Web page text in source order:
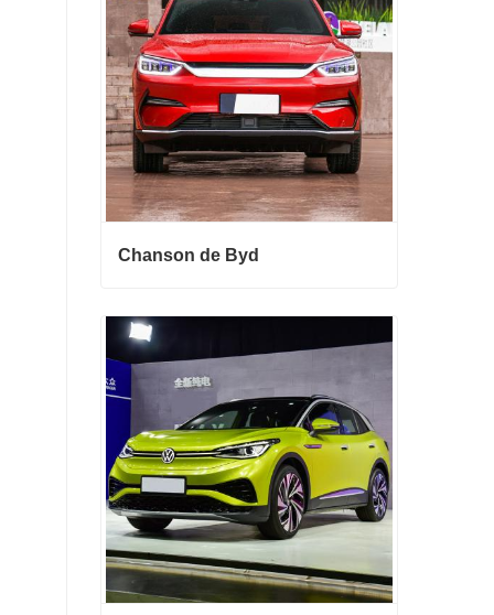
Chanson de Byd
Chanson de Byd
Contact maintenant